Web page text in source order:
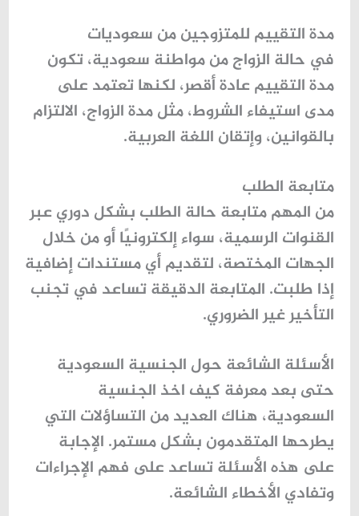
مدة التقييم للمتزوجين من سعوديات
في حالة الزواج من مواطنة سعودية، تكون
مدة التقييم عادة أقصر، لكنها تعتمد على
مدى استيفاء الشروط، مثل مدة الزواج، الالتزام
بالقوانين، وإتقان اللغة العربية.
متابعة الطلب
من المهم متابعة حالة الطلب بشكل دوري عبر
القنوات الرسمية، سواء إلكترونيًا أو من خلال
الجهات المختصة، لتقديم أي مستندات إضافية
إذا طلبت. المتابعة الدقيقة تساعد في تجنب
التأخير غير الضروري.
الأسئلة الشائعة حول الجنسية السعودية
حتى بعد معرفة كيف اخذ الجنسية
السعودية، هناك العديد من التساؤلات التي
يطرحها المتقدمون بشكل مستمر. الإجابة
على هذه الأسئلة تساعد على فهم الإجراءات
وتفادي الأخطاء الشائعة.